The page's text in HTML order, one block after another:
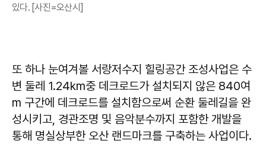
있다. [사진=오산시]
또 하나 눈여겨볼 서랑저수지 힐링공간 조성사업은 수
변 둘레 1.24km중 데크로드가 설치되지 않은 840여
m 구간에 데크로드를 설치함으로써 순환 둘레길을 완
성시키고, 경관조명 및 음악분수까지 포함한 개발을
통해 명실상부한 오산 랜드마크를 구축하는 사업이다.